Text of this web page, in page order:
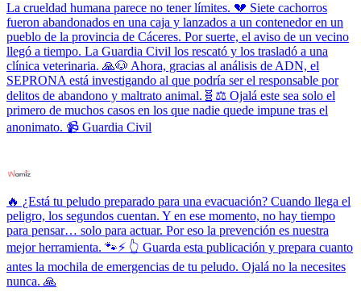
La crueldad humana parece no tener límites. 💔 Siete cachorros
fueron abandonados en una caja y lanzados a un contenedor en un
pueblo de la provincia de Cáceres. Por suerte, el aviso de un vecino
llegó a tiempo. La Guardia Civil los rescató y los trasladó a una
clínica veterinaria. 🙏🐶 Ahora, gracias al análisis de ADN, el
SEPRONA está investigando al que podría ser el responsable por
delitos de abandono y maltrato animal.🧬⚖️ Ojalá este sea solo el
primero de muchos casos en los que nadie quede impune tras el
anonimato. 📹 Guardia Civil
🔥 ¿Está tu peludo preparado para una evacuación? Cuando llega el
peligro, los segundos cuentan. Y en ese momento, no hay tiempo
para pensar… solo para actuar. Por eso la prevención es nuestra
mejor herramienta. 🐾⚡ 👆 Guarda esta publicación y prepara cuanto
antes la mochila de emergencias de tu peludo. Ojalá no la necesites
nunca. 🙏